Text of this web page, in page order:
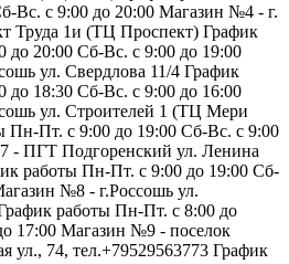
Вс. с 9:00 до 20:00 Магазин №4 - г.
Труда 1и (ТЦ Проспект) График
до 20:00 Сб-Вс. с 9:00 до 19:00
ул. Свердлова 11/4 График
до 18:30 Сб-Вс. с 9:00 до 16:00
ул. Строителей 1 (ТЦ Мери
Пн-Пт. с 9:00 до 19:00 Сб-Вс. с 9:00
- ПГТ Подгоренский ул. Ленина
работы Пн-Пт. с 9:00 до 19:00 Сб-
№8 - г.Россошь ул.
работы Пн-Пт. с 8:00 до
17:00 Магазин №9 - поселок
ул., 74, тел.+79529563773 График